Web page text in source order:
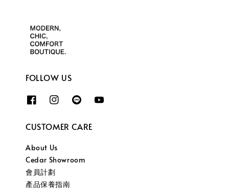
FOLLOW US
CUSTOMER CARE
About Us
Cedar Showroom
會員計劃
產品保養指南